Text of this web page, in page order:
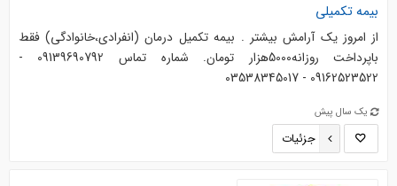
بیمه تکمیلی
از امروز یک آرامش بیشتر . بیمه تکمیل درمان (انفرادی،خانوادگی) فقط
باپرداخت روزانه5000هزار تومان. شماره تماس 09139690792 -
09162523522 - 03538345017
یک سال پیش
جزئیات